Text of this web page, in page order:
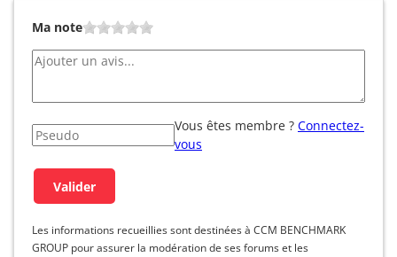
Ma note
Vous êtes membre ? Connectez-
vous
Les informations recueillies sont destinées à CCM BENCHMARK
GROUP pour assurer la modération de ses forums et les